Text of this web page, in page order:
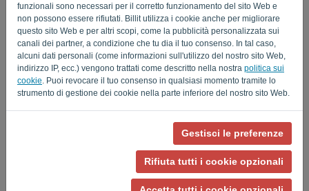
funzionali sono necessari per il corretto funzionamento del sito Web e
non possono essere rifiutati. Billit utilizza i cookie anche per migliorare
questo sito Web e per altri scopi, come la pubblicità personalizzata sui
canali dei partner, a condizione che tu dia il tuo consenso. In tal caso,
alcuni dati personali (come informazioni sull'utilizzo del nostro sito Web,
indirizzo IP, ecc.) vengono trattati come descritto nella nostra politica sui
cookie . Puoi revocare il tuo consenso in qualsiasi momento tramite lo
strumento di gestione dei cookie nella parte inferiore del nostro sito Web.
Gestisci le preferenze
Rifiuta tutti i cookie opzionali
Ricordami Password dimenticata?
ACCEDI
Termini e condizioni